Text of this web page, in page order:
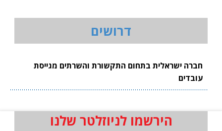
דרושים
חברה ישראלית בתחום התקשורת והשרתים מגייסת
עובדים
הירשמו לניוזלטר שלנו